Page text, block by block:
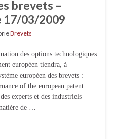
brevets –
17/03/2009
Brevets
des options technologiques
européen tiendra, à
européen des brevets :
of the european patent
experts et des industriels
de …